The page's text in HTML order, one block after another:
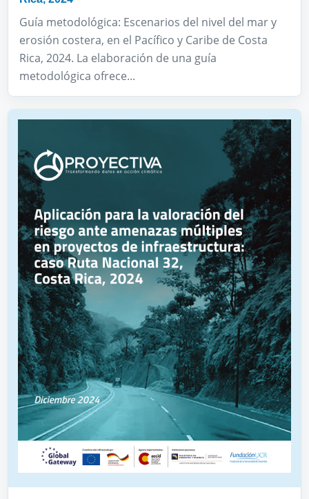
Guía metodológica: Escenarios del nivel del mar y
erosión costera, en el Pacífico y Caribe de Costa
Rica, 2024. La elaboración de una guía
metodológica ofrece...